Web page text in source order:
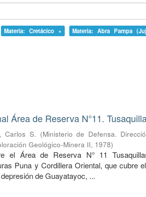
Materia: Cretácico × Materia: Abra Pampa
Área de Reserva N°11.
Carlos S. (Ministerio de Defensa.
Geológico-Minera II, 1978)
el Área de Reserva N° 11
Puna y Cordillera Oriental, que cubre
de Guayatayoc, ...